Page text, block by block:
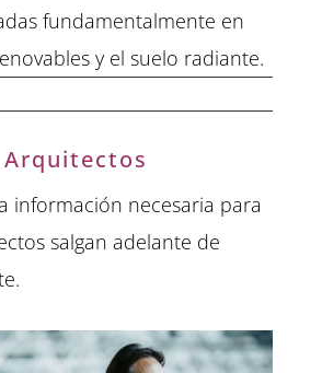
fundamentalmente en
y el suelo radiante.
Arquitectos
información necesaria para
salgan adelante de